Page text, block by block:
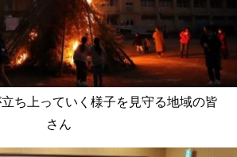
ち上っていく様子を見守る地域の皆
さん